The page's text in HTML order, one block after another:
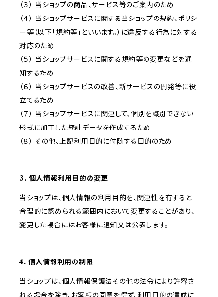
（３） 当ショップの商品、サービス等のご案内のため
（４） 当ショップサービスに関する当ショップの規約、ポリシ
ー等（以下「規約等」といいます。）に違反する行為に対する
対応のため
（５） 当ショップサービスに関する規約等の変更などを通
知するため
（６） 当ショップサービスの改善、新サービスの開発等に役
立てるため
（７） 当ショップサービスに関連して、個別を識別できない
形式に加工した統計データを作成するため
（８） その他、上記利用目的に付随する目的のため
3. 個人情報利用目的の変更
当ショップは、個人情報の利用目的を、関連性を有すると
合理的に認められる範囲内において変更することがあり、
変更した場合にはお客様に通知又は公表します。
4. 個人情報利用の制限
当ショップは、個人情報保護法その他の法令により許容さ
れる場合を除き、お客様の同意を得ず、利用目的の達成に